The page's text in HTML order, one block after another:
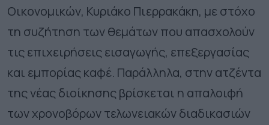
Οικονομικών, Κυριάκο Πιερρακάκη, με στόχο
τη συζήτηση των θεμάτων που απασχολούν
τις επιχειρήσεις εισαγωγής, επεξεργασίας
και εμπορίας καφέ. Παράλληλα, στην ατζέντα
της νέας διοίκησης βρίσκεται η απαλοιφή
των χρονοβόρων τελωνειακών διαδικασιών